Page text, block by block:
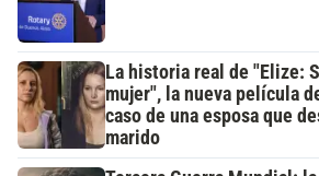
La historia real de "Elize:
mujer", la nueva película
caso de una esposa que
marido